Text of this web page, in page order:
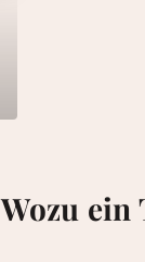
Wozu ein